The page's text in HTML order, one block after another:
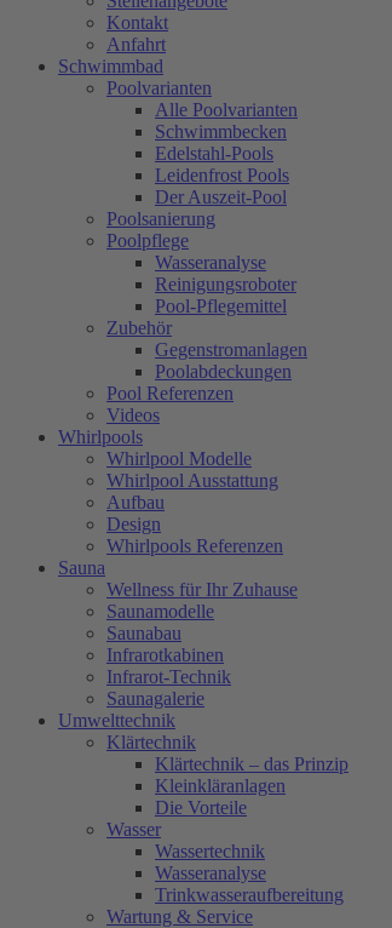
Kontakt
Anfahrt
Schwimmbad
Poolvarianten
Alle Poolvarianten
Schwimmbecken
Edelstahl-Pools
Leidenfrost Pools
Der Auszeit-Pool
Poolsanierung
Poolpflege
Wasseranalyse
Reinigungsroboter
Pool-Pflegemittel
Zubehör
Gegenstromanlagen
Poolabdeckungen
Pool Referenzen
Videos
Whirlpools
Whirlpool Modelle
Whirlpool Ausstattung
Aufbau
Design
Whirlpools Referenzen
Sauna
Wellness für Ihr Zuhause
Saunamodelle
Saunabau
Infrarotkabinen
Infrarot-Technik
Saunagalerie
Umwelttechnik
Klärtechnik
Klärtechnik – das Prinzip
Kleinkläranlagen
Die Vorteile
Wasser
Wassertechnik
Wasseranalyse
Trinkwasseraufbereitung
Wartung & Service